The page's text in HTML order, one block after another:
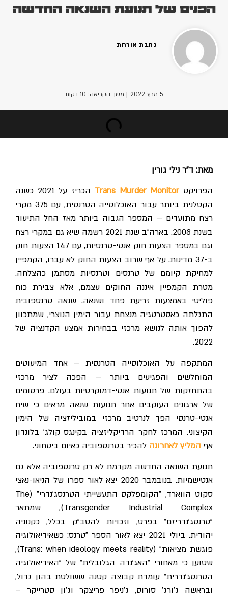
של תנועת השנאה החדשה
כתבת אורחת
| משך הקריאה: 10 דקות
מאת: ד"ר נילי גורין
הפרויקטTrans Murder Monitor
הכריז על 2021 כשנה
הקטלנית ביותר עבור האוכלוסייה הטרנסית, עם 375 מקרי
רצח מתועדים – המספר הגבוה ביותר מאז החל התיעוד
בשנת 2008. בארה"ב שנת 2021 רשמה שיא גם במקרי רצח
וגם במספר הצעות חוק אנטי-טרנסיות, עם 147 הצעות חוק
ב-37 מדינות. על אף שרוב הצעות החוק לא עברו, הקמפיין
למחיקת קיומם של טרנסים וטרנסיות מסתמן כהצלחה.
מטרת הקמפיין איננה החוקים עצמם, אלא צבירת כוח
פוליטי באמצעות זריעת פחד ושנאה. שנאה טרנספובית
התגלתה כאסטרטגיה מנצחת עבור הימין הנוצרי, שמתכוון
להפוך אותה לנושא מרכזי בבחירות אמצע הקדנציה של
2022.
המתקפה על האוכלוסייה הטרנסית – אחד המיעוטים
המוחלשים והפגיעים ביותר – הפכה לציר מרכזי
בהתחזקות של תנועות אנטי-דמוקרטיות בעולם. פרסומים
של ארגונים העוקבים אחר תנועות שנאה מראים כי שיח
אנטי-טרנסי הפך לנרטיב מרכזי במוביליזציה של הימין
הקיצוני. המרכז לחקר הרדיקליזציה בקינגס קולג' בלונדון
המליץ לאחרונהלהכיר בטרנספוביה כאיום ביטחוני.
תנועת השנאה החדשה מקדמת לא רק טרנספוביה אלא גם
אנטישמיות. בנובמבר 2020 יצא לאור ספרו של הניאו-נאצי
סקוט הווארד, "הקומפלקס התעשייתי הטרנסג'נדרי" (The
Transgender Industrial Complex), שמתאר
"טרנסג'נדריזם" בפרט, וזכויות להטב"ק בכלל, כקנוניה
יהודית. ביולי 2021 יצא לאור הספר "טרנס: כשאידיאולוגיה
פוגשת מציאות" (Trans: when ideology meets reality),
שטוען כי מאחורי "האג'נדה הגלובלית" של "האידיאולוגיה
הטרנסג'נדרית" עומדת קבוצה קטנה ששולטת בהון גדול,
ובראשה ג'ורג' סורוס, ג'ניפר פריצקר וג'ון סטרייקר –